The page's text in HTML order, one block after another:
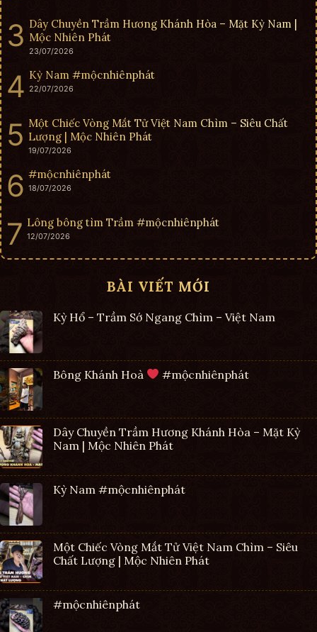
Dây Chuyền Trầm Hương Khánh Hòa – Mặt Kỳ Nam |
Mộc Nhiên Phát
23/07/2026
Kỳ Nam #mộcnhiênphát
22/07/2026
Một Chiếc Vòng Mắt Tử Việt Nam Chìm – Siêu Chất
Lượng | Mộc Nhiên Phát
19/07/2026
#mộcnhiênphát
18/07/2026
Lông bông tìm Trầm #mộcnhiênphát
12/07/2026
BÀI VIẾT MỚI
Kỳ Hổ – Trầm Sớ Ngang Chìm – Việt Nam
Bông Khánh Hoà #mộcnhiênphát
Dây Chuyền Trầm Hương Khánh Hòa – Mặt Kỳ
Nam | Mộc Nhiên Phát
Kỳ Nam #mộcnhiênphát
Một Chiếc Vòng Mắt Tử Việt Nam Chìm – Siêu
Chất Lượng | Mộc Nhiên Phát
#mộcnhiênphát